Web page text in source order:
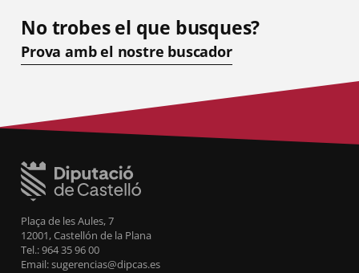
No trobes el que busques?
Prova amb el nostre buscador
Plaça de les Aules, 7
12001, Castellón de la Plana
Tel.: 964 35 96 00
Email: sugerencias@dipcas.es